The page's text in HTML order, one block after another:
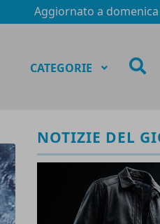
Aggiornato a
CATEGORIE
NOTIZIE DEL